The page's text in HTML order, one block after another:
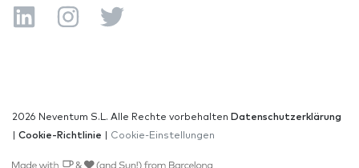
2026 Neventum S.L. Alle Rechte vorbehalten Datenschutzerklärung
Cookie-Richtlinie Cookie-Einstellungen